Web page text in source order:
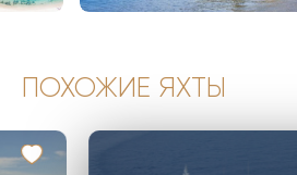
ПОХОЖИЕ ЯХТЫ